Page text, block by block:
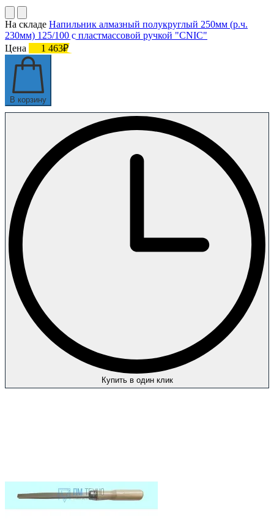
На складе Напильник алмазный полукруглый 250мм (р.ч.
230мм) 125/100 с пластмассовой ручкой "CNIC"
Цена
1 463₽
В корзину
Купить в один клик